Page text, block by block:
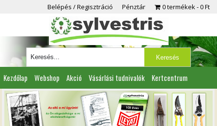
Belépés / Regisztráció Pénztár 0 termékek 0 Ft
Kezdőlap Webshop Akció Vásárlási tudnivalók Kertcentrum
Viszonteladóknak Partnereink Kapcsolat